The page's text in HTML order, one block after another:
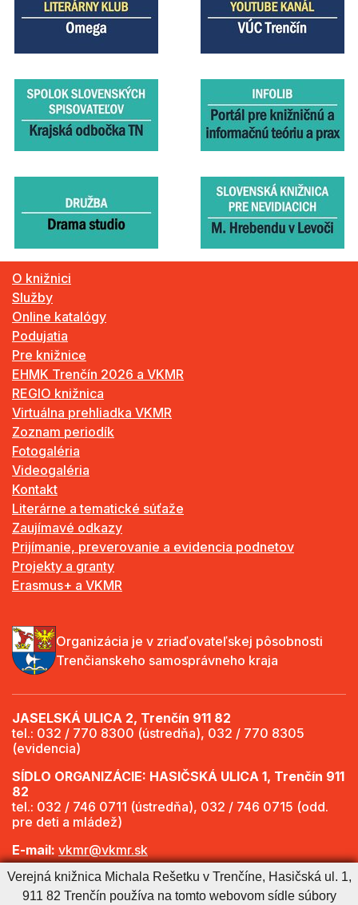
O knižnici
Služby
Online katalógy
Podujatia
Pre knižnice
EHMK Trenčín 2026 a VKMR
REGIO knižnica
Virtuálna prehliadka VKMR
Zoznam periodík
Fotogaléria
Videogaléria
Kontakt
Literárne a tematické súťaže
Zaujímavé odkazy
Prijímanie, preverovanie a evidencia podnetov
Projekty a granty
Erasmus+ a VKMR
Organizácia je v zriaďovateľskej pôsobnosti
Trenčianskeho samosprávneho kraja
JASELSKÁ ULICA 2, Trenčín 911 82
tel.: 032 / 770 8300 (ústredňa), 032 / 770 8305
(evidencia)
SÍDLO ORGANIZÁCIE: HASIČSKÁ ULICA 1, Trenčín 911
82
tel.: 032 / 746 0711 (ústredňa), 032 / 746 0715 (odd.
pre deti a mládež)
E-mail: vkmr@vkmr.sk
Web: http://www.vkmr.sk
Verejná knižnica Michala Rešetku v Trenčíne, Hasičská ul. 1,
911 82 Trenčín používa na tomto webovom sídle súbory